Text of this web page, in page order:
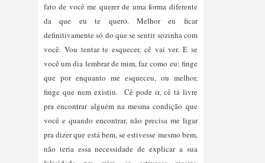
fato de você me querer de uma forma diferente
da que eu te quero. Melhor eu ficar
definitivamente só do que se sentir sozinha com
você. Vou tentar te esquecer, cê vai ver. E se
você um dia lembrar de mim, faz como eu: finge
que por enquanto me esqueceu, ou melhor,
finge que nem existiu. Cê pode ir, cê tá livre
pra encontrar alguém na mesma condição que
você e quando encontrar, não precisa me ligar
pra dizer que está bem, se estivesse mesmo bem,
não teria essa necessidade de explicar a sua